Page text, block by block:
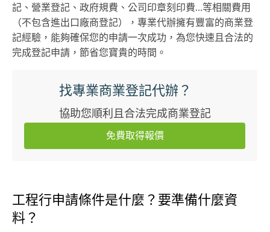
記、營業登記、政府規費、公司印章刻印費…等相關費用
（不包含進出口廠商登記），專業代辦擁有豐富的商業登
記經驗，能夠確保您的申請一次成功，為您快速且合法的
完成登記申請，節省您寶貴的時間。
找專業商業登記代辦？
協助您順利且合法完成商業登記
免費取得報價
工程行申請條件是什麼？要準備什麼資
料？